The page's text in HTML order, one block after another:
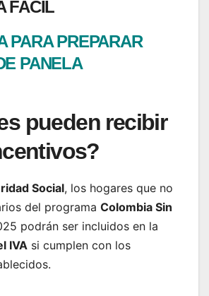
FACIL
PARA PREPARAR
PANELA
pueden recibir
Social, los hogares que no
del programa Colombia Sin
podrán ser incluidos en la
IVA si cumplen con los